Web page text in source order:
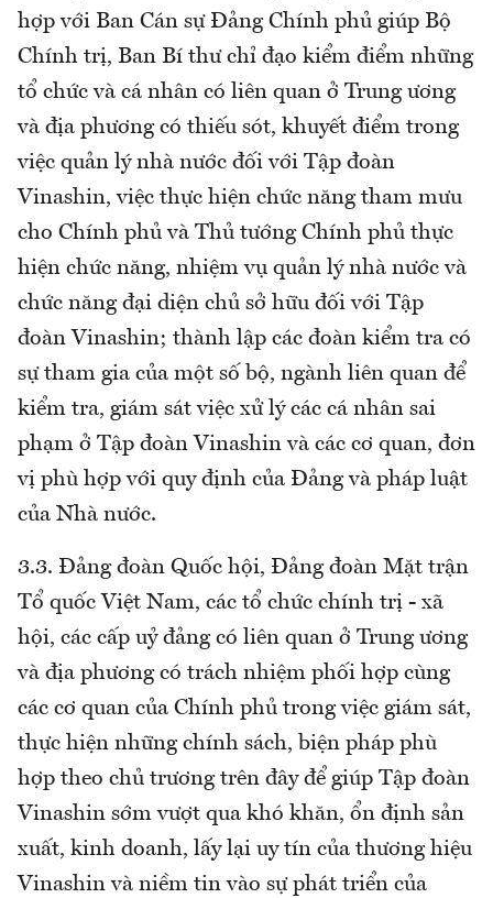
hợp với Ban Cán sự Đảng Chính phủ giúp Bộ
Chính trị, Ban Bí thư chỉ đạo kiểm điểm những
tổ chức và cá nhân có liên quan ở Trung ương
và địa phương có thiếu sót, khuyết điểm trong
việc quản lý nhà nước đối với Tập đoàn
Vinashin, việc thực hiện chức năng tham mưu
cho Chính phủ và Thủ tướng Chính phủ thực
hiện chức năng, nhiệm vụ quản lý nhà nước và
chức năng đại diện chủ sở hữu đối với Tập
đoàn Vinashin; thành lập các đoàn kiểm tra có
sự tham gia của một số bộ, ngành liên quan để
kiểm tra, giám sát việc xử lý các cá nhân sai
phạm ở Tập đoàn Vinashin và các cơ quan, đơn
vị phù hợp với quy định của Đảng và pháp luật
của Nhà nước.
3.3. Đảng đoàn Quốc hội, Đảng đoàn Mặt trận
Tổ quốc Việt Nam, các tổ chức chính trị - xã
hội, các cấp uỷ đảng có liên quan ở Trung ương
và địa phương có trách nhiệm phối hợp cùng
các cơ quan của Chính phủ trong việc giám sát,
thực hiện những chính sách, biện pháp phù
hợp theo chủ trương trên đây để giúp Tập đoàn
Vinashin sớm vượt qua khó khăn, ổn định sản
xuất, kinh doanh, lấy lại uy tín của thương hiệu
Vinashin và niềm tin vào sự phát triển của